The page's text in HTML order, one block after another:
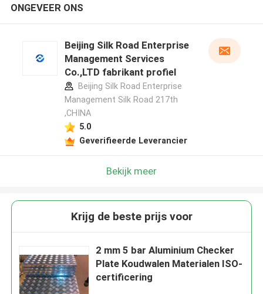
ONGEVEER ONS
Beijing Silk Road Enterprise
Management Services
Co.,LTD fabrikant profiel
Beijing Silk Road Enterprise
Management Silk Road 217th
,CHINA
5.0
Geverifieerde Leverancier
Bekijk meer
Krijg de beste prijs voor
2 mm 5 bar Aluminium Checker
Plate Koudwalen Materialen ISO-
certificering